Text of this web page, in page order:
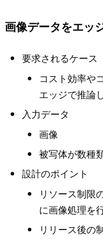
画像データをエッ
要求されるケース
コスト効率や
エッジで推論
入力データ
画像
被写体が数種
設計のポイント
リソース制限
に画像処理を
リリース後の